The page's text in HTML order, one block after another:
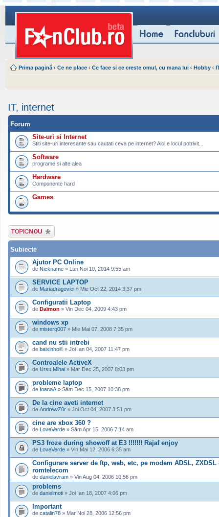
Prima pagină ‹ Ce ne place ‹ Ce face si ce creste omul, cu mana lui ‹ Hobby ‹
IT, internet
Forum
Site-uri si Internet
Stiti site-uri interesante sau cautati ceva pe internet? Aici e locul potrivit...
Software
programe si alte alea
Hardware
Componente hard
Games
Scrie un subiect
nou
Subiecte
Ajutor PC Online
de Nickname » Lun Noi 10, 2014 9:55 am
SERVICE LAPTOP
de Mariadragovici » Mie Oct 22, 2014 3:37 pm
Configuratii Laptop
de Daïmon » Vin Dec 04, 2009 4:43 pm
windows xp
de misterq007 » Mie Mai 07, 2008 7:35 pm
cand nu stii intrebi
de baixinho© » Joi Ian 04, 2007 11:47 pm
Controalele ActiveX
de Ursu Mihai » Mar Dec 25, 2007 8:03 pm
probleme laptop
de IoanaA » Sâm Dec 15, 2007 10:38 pm
De la cine aveti internet
de AndrewZ0r » Joi Oct 04, 2007 3:51 pm
cine are xbox 360 ?
de LoveVerde » Sâm Apr 15, 2006 7:14 am
PS3 froze during showoff at E3 !!!!!!! Rajaf enjoy
de LoveVerde » Vin Mai 12, 2006 6:35 am
Configurare server de ftp, web, etc, pe modem ADSL, ZXDSL
romtelecom
de danielavram » Vin Aug 04, 2006 10:56 pm
problems
de danielmoti » Joi Ian 18, 2007 4:06 pm
Important
de catalin78 » Mar Noi 28, 2006 12:56 pm